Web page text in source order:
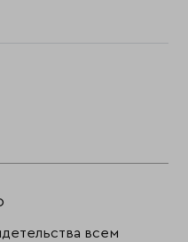
всем